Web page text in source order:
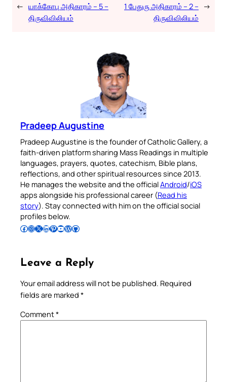
← யாக்கோபு அதிகாரம் – 5 –
திருவிவிலியம்
1 பேதுரு அதிகாரம் – 2 –
திருவிவிலியம்
→
Pradeep Augustine
Pradeep Augustine is the founder of Catholic Gallery, a
faith-driven platform sharing Mass Readings in multiple
languages, prayers, quotes, catechism, Bible plans,
reflections, and other spiritual resources since 2013.
He manages the website and the officialAndroid/iOS
apps alongside his professional career (Read his
story). Stay connected with him on the official social
profiles below.
Follow Pradeep on Facebook Follow Pradeep on InstagramFollow Pradeep on X Follow Pradeep on LinkedIn Follow Pradeep on Pinterest Subscribe to Pradeep’s Youtube Channel Follow Pradeep on WordPress Follow Pradeep on GitHub
Leave a Reply
Your email address will not be published. Required
fields are marked *
Comment*